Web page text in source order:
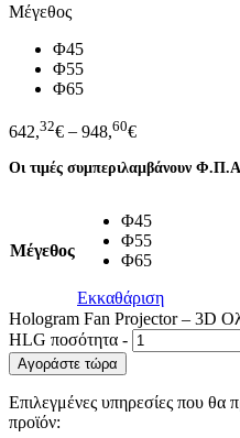
Μέγεθος
Φ45
Φ55
Φ65
642,32€ – 948,60€
Οι τιμές συμπεριλαμβάνουν
Μέγεθος
Φ45
Φ55
Φ65
Εκκαθάριση
Hologram Fan Projector – 3D
HLG ποσότητα -
Αγοράστε τώρα
Επιλεγμένες υπηρεσίες που θα
προϊόν: